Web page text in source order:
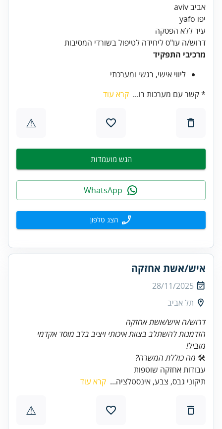
עיר ללא הפסקה
דרוש/ה עו"ס ליחידה לטיפול בשורדי המסיבות
מרכיבי התפקיד
ליווי אישי, רגשי ומערכתי
* קשר עם מערכות רו... קרא עוד
⚠
הגש מועמדות
הצג טלפון
איש/אשת אחזקה
28/11/2025
תל אביב
דרוש/ה איש/אשת אחזקה
הזדמנות להשתלב בצוות איכותי ויציב בלב מוסד אקדמי
מוביל!
🛠 מה כוללת המשרה?
עבודות אחזקה שוטפות
תיקוני גבס, צבע, אינסטלציה... קרא עוד
⚠